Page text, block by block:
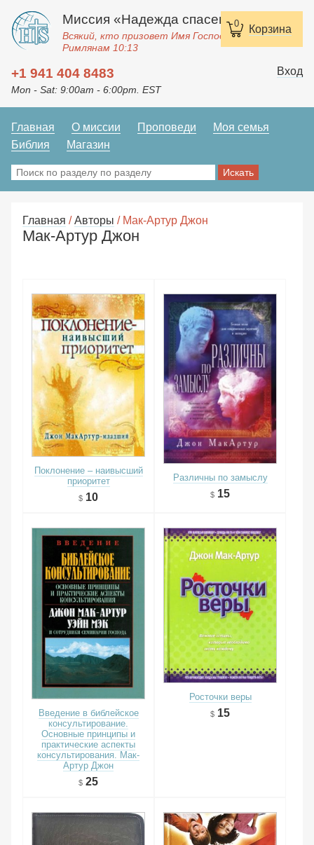
0 Корзина
Миссия «Надежда спасения»
Всякий, кто призовет Имя Господне, спасется.
Римлянам 10:13
+1 941 404 8483
Mon - Sat: 9:00am - 6:00pm. EST
Вход
Главная О миссии Проповеди
Моя семья
Библия
Магазин
Главная /Авторы / Мак-Артур Джон
Мак-Артур Джон
Поклонение – наивысший
приоритет
10
Различны по замыслу
15
Введение в библейское
консультирование.
Основные принципы и
практические аспекты
консультирования. Мак-
Артур Джон
25
Росточки веры
15
0 Корзина